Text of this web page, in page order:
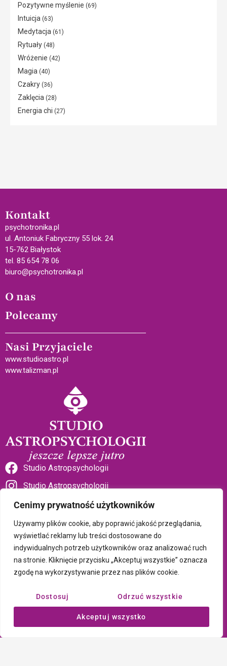
Cenimy prywatność użytkowników
Używamy plików cookie, aby poprawić jakość przeglądania,
wyświetlać reklamy lub treści dostosowane do
indywidualnych potrzeb użytkowników oraz analizować ruch
na stronie. Kliknięcie przycisku „Akceptuj wszystkie” oznacza
zgodę na wykorzystywanie przez nas plików cookie.
Dostosuj Odrzuć wszystkie
Akceptuj wszystko
Pozytywne myślenie (69)
Intuicja (63)
Medytacja (61)
Rytuały (48)
Wróżenie (42)
Magia (40)
Czakry (36)
Zaklęcia (28)
Energia chi (27)
Kontakt
psychotronika.pl
ul. Antoniuk Fabryczny 55 lok. 24
15-762 Białystok
tel. 85 654 78 06
biuro@psychotronika.pl
O nas
Polecamy
Nasi Przyjaciele
www.studioastro.pl
www.talizman.pl
Studio Astropsychologii
Studio Astropsychologii
Sklep Talizman
Polityka prywatności i plików cookie
Wszystkie treści umieszczone na tej stronie są chronione prawem